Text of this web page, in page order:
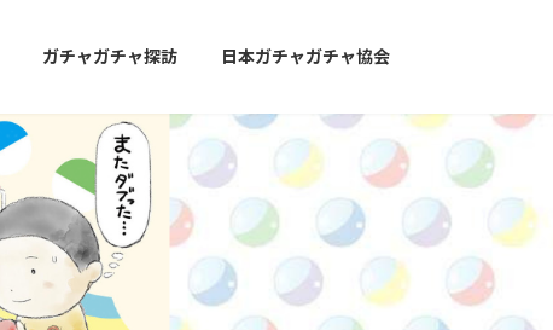
ガチャガチャ探訪 日本ガチャガチャ協会